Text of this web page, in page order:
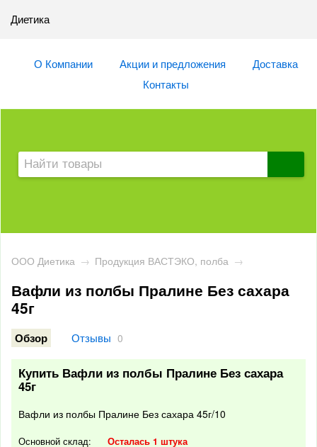
Диетика
О Компании Акции и предложения
Доставка
Контакты
ООО Диетика → Продукция ВАСТЭКО, полба →
Вафли из полбы Пралине Без сахара
45г
Обзор Отзывы 0
Купить Вафли из полбы Пралине Без сахара
45г
Вафли из полбы Пралине Без сахара 45г/10
Основной склад: Осталась 1 штука